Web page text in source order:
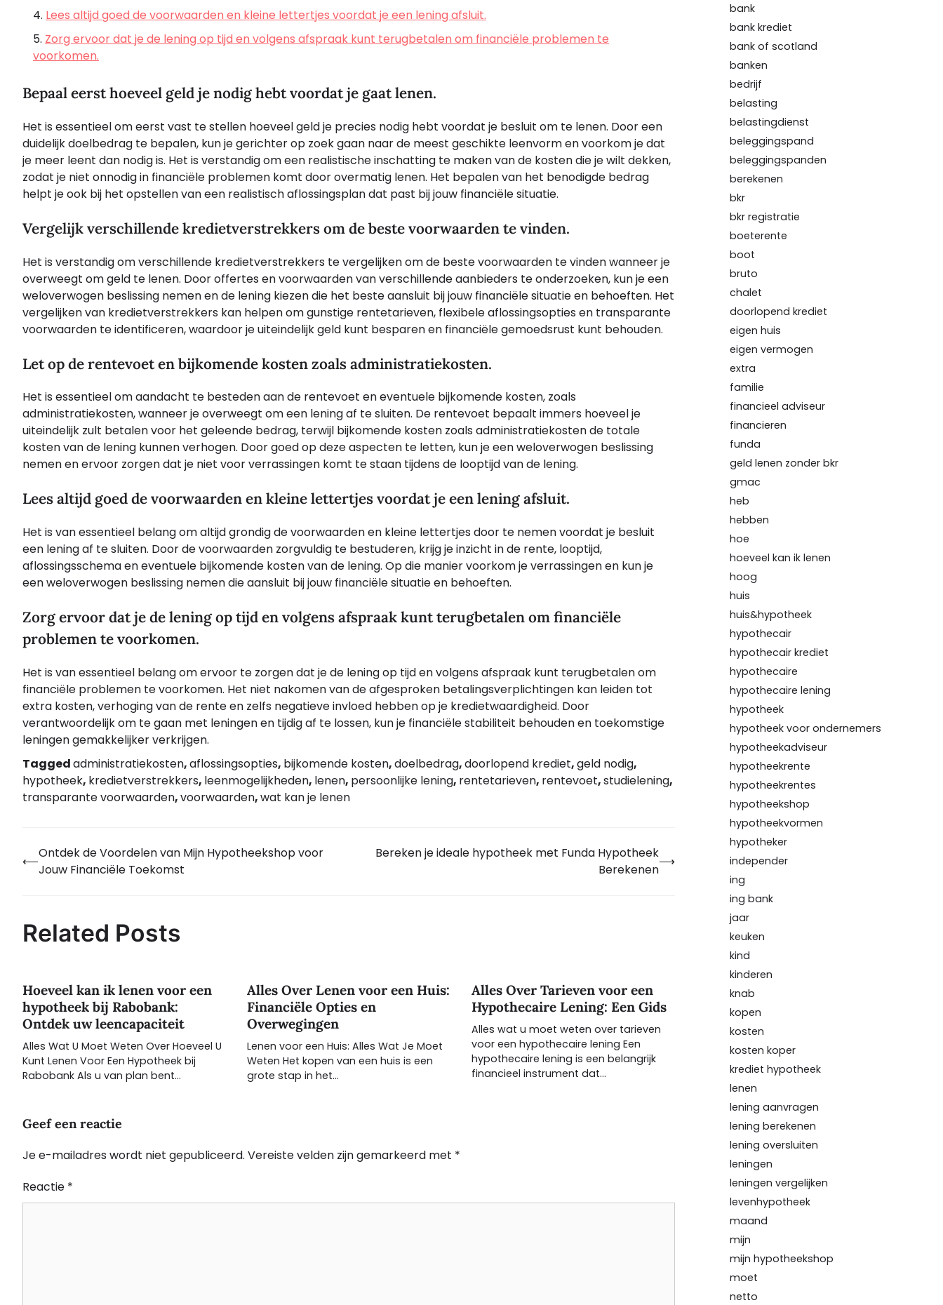
Lees altijd goed de voorwaarden en kleine lettertjes voordat je een lening afsluit.
Zorg ervoor dat je de lening op tijd en volgens afspraak kunt terugbetalen om financiële problemen te
voorkomen.
Bepaal eerst hoeveel geld je nodig hebt voordat je gaat lenen.
Het is essentieel om eerst vast te stellen hoeveel geld je precies nodig hebt voordat je besluit om te lenen. Door een
duidelijk doelbedrag te bepalen, kun je gerichter op zoek gaan naar de meest geschikte leenvorm en voorkom je dat
je meer leent dan nodig is. Het is verstandig om een realistische inschatting te maken van de kosten die je wilt dekken,
zodat je niet onnodig in financiële problemen komt door overmatig lenen. Het bepalen van het benodigde bedrag
helpt je ook bij het opstellen van een realistisch aflossingsplan dat past bij jouw financiële situatie.
Vergelijk verschillende kredietverstrekkers om de beste voorwaarden te vinden.
Het is verstandig om verschillende kredietverstrekkers te vergelijken om de beste voorwaarden te vinden wanneer je
overweegt om geld te lenen. Door offertes en voorwaarden van verschillende aanbieders te onderzoeken, kun je een
weloverwogen beslissing nemen en de lening kiezen die het beste aansluit bij jouw financiële situatie en behoeften. Het
vergelijken van kredietverstrekkers kan helpen om gunstige rentetarieven, flexibele aflossingsopties en transparante
voorwaarden te identificeren, waardoor je uiteindelijk geld kunt besparen en financiële gemoedsrust kunt behouden.
Let op de rentevoet en bijkomende kosten zoals administratiekosten.
Het is essentieel om aandacht te besteden aan de rentevoet en eventuele bijkomende kosten, zoals
administratiekosten, wanneer je overweegt om een lening af te sluiten. De rentevoet bepaalt immers hoeveel je
uiteindelijk zult betalen voor het geleende bedrag, terwijl bijkomende kosten zoals administratiekosten de totale
kosten van de lening kunnen verhogen. Door goed op deze aspecten te letten, kun je een weloverwogen beslissing
nemen en ervoor zorgen dat je niet voor verrassingen komt te staan tijdens de looptijd van de lening.
Lees altijd goed de voorwaarden en kleine lettertjes voordat je een lening afsluit.
Het is van essentieel belang om altijd grondig de voorwaarden en kleine lettertjes door te nemen voordat je besluit
een lening af te sluiten. Door de voorwaarden zorgvuldig te bestuderen, krijg je inzicht in de rente, looptijd,
aflossingsschema en eventuele bijkomende kosten van de lening. Op die manier voorkom je verrassingen en kun je
een weloverwogen beslissing nemen die aansluit bij jouw financiële situatie en behoeften.
Zorg ervoor dat je de lening op tijd en volgens afspraak kunt terugbetalen om financiële
problemen te voorkomen.
Het is van essentieel belang om ervoor te zorgen dat je de lening op tijd en volgens afspraak kunt terugbetalen om
financiële problemen te voorkomen. Het niet nakomen van de afgesproken betalingsverplichtingen kan leiden tot
extra kosten, verhoging van de rente en zelfs negatieve invloed hebben op je kredietwaardigheid. Door
verantwoordelijk om te gaan met leningen en tijdig af te lossen, kun je financiële stabiliteit behouden en toekomstige
leningen gemakkelijker verkrijgen.
Taggedadministratiekosten,aflossingsopties, bijkomende kosten,doelbedrag,doorlopend krediet,geld nodig,
hypotheek, kredietverstrekkers, leenmogelijkheden, lenen, persoonlijke lening, rentetarieven, rentevoet,studielening,
transparante voorwaarden,voorwaarden,wat kan je lenen
Bericht
navigatie
⟵
Ontdek de Voordelen van Mijn Hypotheekshop voor
Jouw Financiële Toekomst
Bereken je ideale hypotheek met Funda Hypotheek
Berekenen
⟶
Related Posts
Hoeveel kan ik lenen voor een
hypotheek bij Rabobank:
Ontdek uw leencapaciteit
Alles Wat U Moet Weten Over Hoeveel U
Kunt Lenen Voor Een Hypotheek bij
Rabobank Als u van plan bent…
Alles Over Lenen voor een Huis:
Financiële Opties en
Overwegingen
Lenen voor een Huis: Alles Wat Je Moet
Weten Het kopen van een huis is een
grote stap in het…
Alles Over Tarieven voor een
Hypothecaire Lening: Een Gids
Alles wat u moet weten over tarieven
voor een hypothecaire lening Een
hypothecaire lening is een belangrijk
financieel instrument dat…
Geef een reactie
Je e-mailadres wordt niet gepubliceerd. Vereiste velden zijn gemarkeerd met *
Reactie *
bank
bank krediet
bank of scotland
banken
bedrijf
belasting
belastingdienst
beleggingspand
beleggingspanden
berekenen
bkr
bkr registratie
boeterente
boot
bruto
chalet
doorlopend krediet
eigen huis
eigen vermogen
extra
familie
financieel adviseur
financieren
funda
geld lenen zonder bkr
gmac
heb
hebben
hoe
hoeveel kan ik lenen
hoog
huis
huis&hypotheek
hypothecair
hypothecair krediet
hypothecaire
hypothecaire lening
hypotheek
hypotheek voor ondernemers
hypotheekadviseur
hypotheekrente
hypotheekrentes
hypotheekshop
hypotheekvormen
hypotheker
independer
ing
ing bank
jaar
keuken
kind
kinderen
knab
kopen
kosten
kosten koper
krediet hypotheek
lenen
lening aanvragen
lening berekenen
lening oversluiten
leningen
leningen vergelijken
levenhypotheek
maand
mijn
mijn hypotheekshop
moet
netto